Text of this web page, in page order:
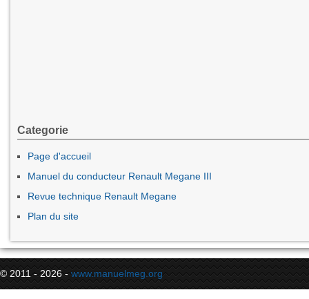
Categorie
Page d'accueil
Manuel du conducteur Renault Megane III
Revue technique Renault Megane
Plan du site
© 2011 - 2026 - www.manuelmeg.org